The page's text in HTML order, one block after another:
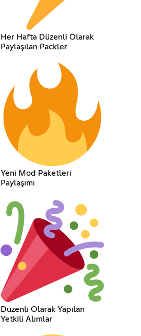
Her Hafta Düzenli Olarak
Paylaşılan Packler
Yeni Mod Paketleri
Paylaşımı
Düzenli Olarak Yapılan
Yetkili Alımlar